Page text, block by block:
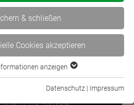
& schließen
Cookies akzeptieren
für grundlegende Funktionen der
anzeigen
Datenschutz | Impressum